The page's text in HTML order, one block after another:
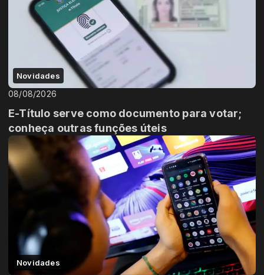
Novidades
08/08/2026
E-Título serve como documento para votar;
conheça outras funções úteis
Novidades